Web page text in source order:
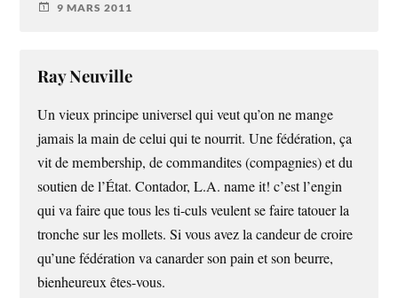
9 MARS 2011
Ray Neuville
Un vieux principe universel qui veut qu’on ne mange
jamais la main de celui qui te nourrit. Une fédération, ça
vit de membership, de commandites (compagnies) et du
soutien de l’État. Contador, L.A. name it! c’est l’engin
qui va faire que tous les ti-culs veulent se faire tatouer la
tronche sur les mollets. Si vous avez la candeur de croire
qu’une fédération va canarder son pain et son beurre,
bienheureux êtes-vous.